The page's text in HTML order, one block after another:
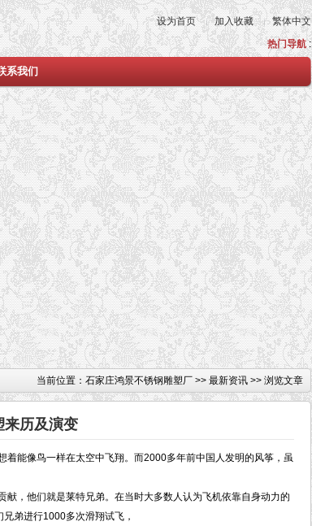
设为首页 加入收藏
繁体中文
热门导航:
系我们
当前位置： 石家庄鸿景不锈钢雕塑厂 >> 最新资讯 >> 浏览文章
来历及演变
能像鸟一样在太空中飞翔。而2000多年前中国人发明的风筝，虽
，他们就是莱特兄弟。在当时大多数人认为飞机依靠自身动力的
弟进行1000多次滑翔试飞，